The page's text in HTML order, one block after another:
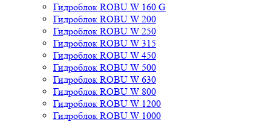
Гидроблок ROBU W 160 G
Гидроблок ROBU W 200
Гидроблок ROBU W 250
Гидроблок ROBU W 315
Гидроблок ROBU W 450
Гидроблок ROBU W 500
Гидроблок ROBU W 630
Гидроблок ROBU W 800
Гидроблок ROBU W 1200
Гидроблок ROBU W 1000